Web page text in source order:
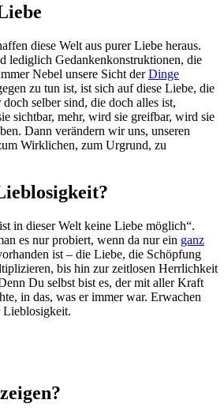
diese Welt aus purer Liebe heraus.
lediglich Gedankenkonstruktionen, die
Nebel unsere Sicht derDinge
zu tun ist, ist sich auf diese Liebe, die
selber sind, die doch alles ist,
sichtbar, mehr, wird sie greifbar, wird sie
Dann verändern wir uns, unseren
Wirklichen, zum Urgrund, zu
in dieser Welt keine Liebe möglich“.
es nur probiert, wenn da nur ein ganz
ist – die Liebe, die Schöpfung
bis hin zur zeitlosen Herrlichkeit
Du selbst bist es, der mit aller Kraft
in das, was er immer war. Erwachen
Lieblosigkeit.